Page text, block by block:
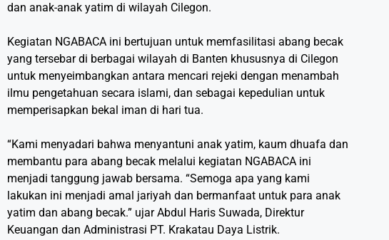
dan anak-anak yatim di wilayah Cilegon.
Kegiatan NGABACA ini bertujuan untuk memfasilitasi abang becak
yang tersebar di berbagai wilayah di Banten khususnya di Cilegon
untuk menyeimbangkan antara mencari rejeki dengan menambah
ilmu pengetahuan secara islami, dan sebagai kepedulian untuk
memperisapkan bekal iman di hari tua.
“Kami menyadari bahwa menyantuni anak yatim, kaum dhuafa dan
membantu para abang becak melalui kegiatan NGABACA ini
menjadi tanggung jawab bersama. “Semoga apa yang kami
lakukan ini menjadi amal jariyah dan bermanfaat untuk para anak
yatim dan abang becak.” ujar Abdul Haris Suwada, Direktur
Keuangan dan Administrasi PT. Krakatau Daya Listrik.